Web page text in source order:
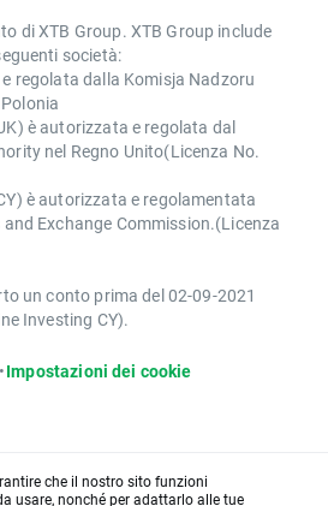
di XTB Group. XTB Group include
società:
regolata dalla Komisja Nadzoru
è autorizzata e regolata dal
nel Regno Unito(Licenza No.
è autorizzata e regolamentata
Exchange Commission.(Licenza
un conto prima del 02-09-2021
Investing CY).
•Impostazioni dei cookie
che il nostro sito funzioni
usare, nonché per adattarlo alle tue